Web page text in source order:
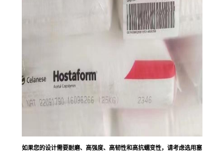
如果您的设计需要耐磨、高强度、高韧性和高抗蠕变性，请考虑选用塞